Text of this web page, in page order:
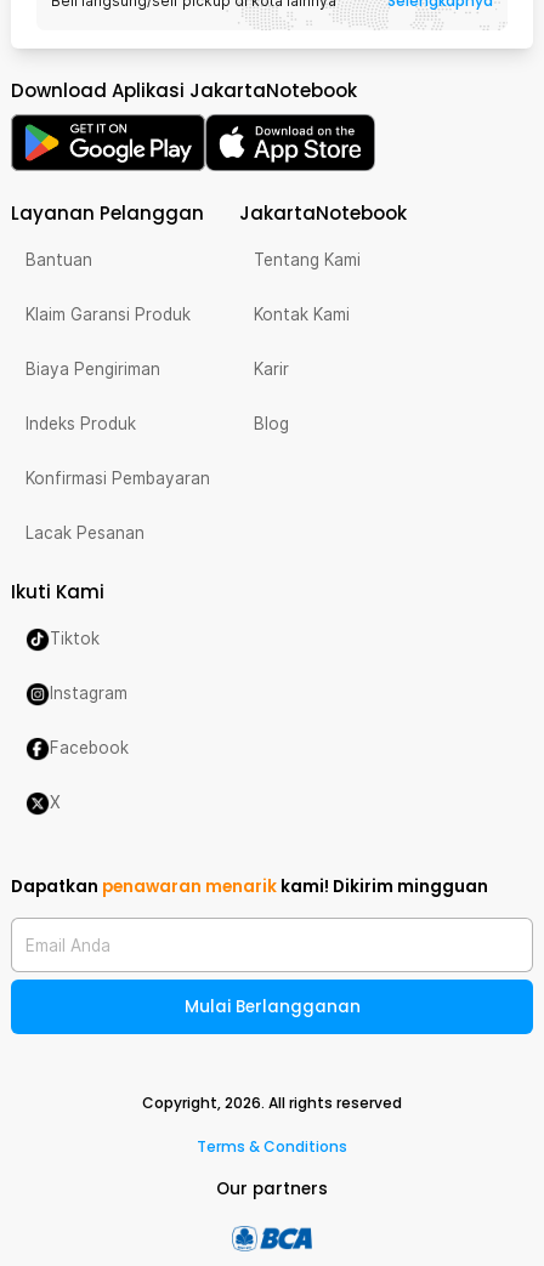
Download Aplikasi JakartaNotebook
Layanan Pelanggan
Bantuan
Klaim Garansi Produk
Biaya Pengiriman
Indeks Produk
Konfirmasi Pembayaran
Lacak Pesanan
JakartaNotebook
Tentang Kami
Kontak Kami
Karir
Blog
Ikuti Kami
Tiktok
Instagram
Facebook
X
Dapatkan penawaran menarik kami! Dikirim mingguan
Email Anda
Mulai Berlangganan
Copyright,2026. All rights reserved
Terms & Conditions
Our partners